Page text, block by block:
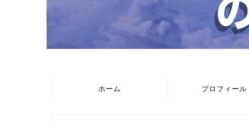
ホーム プロフィール